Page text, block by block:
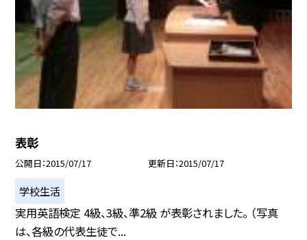
表彰
公開日 2015/07/17 更新日 2015/07/17
学校生活
実用英語検定 4級、3級、準2級 が表彰されました。 （写真
は、各級の代表生徒で...